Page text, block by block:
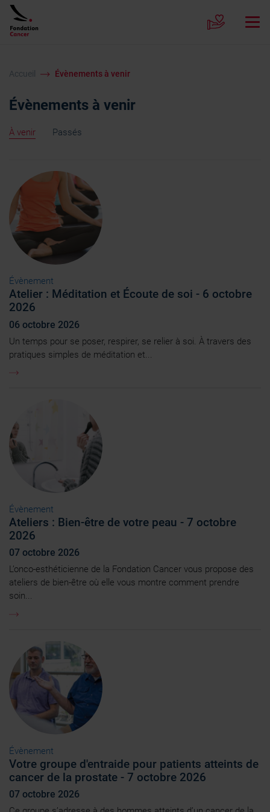
Accueil Évènements à venir
Évènements à venir
À venir Passés
Évènement
Atelier : Méditation et Écoute de soi - 6 octobre
2026
06 octobre 2026
Un temps pour se poser, respirer, se relier à soi. À travers des
pratiques simples de méditation et...
Évènement
Ateliers : Bien-être de votre peau - 7 octobre
2026
07 octobre 2026
L’onco-esthéticienne de la Fondation Cancer vous propose des
ateliers de bien-être où elle vous montre comment prendre
soin...
Évènement
Votre groupe d'entraide pour patients atteints de
cancer de la prostate - 7 octobre 2026
07 octobre 2026